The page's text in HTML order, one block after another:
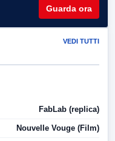
Guarda ora
VEDI TUTTI
FabLab (replica)
Nouvelle Vouge (Film)